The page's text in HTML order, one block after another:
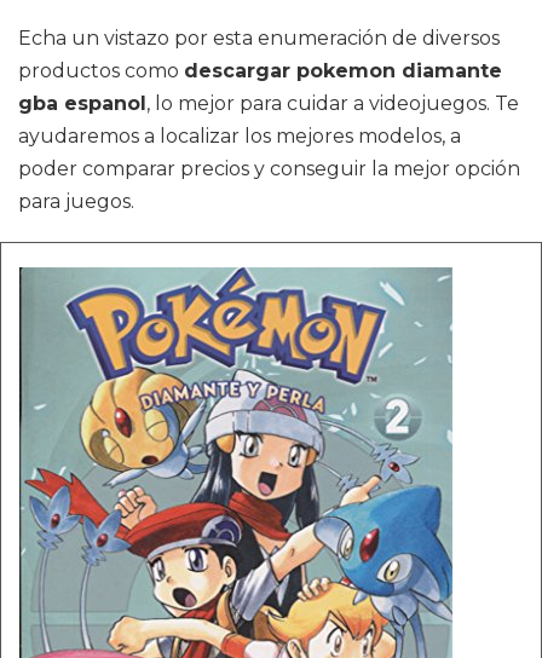
Echa un vistazo por esta enumeración de diversos
productos como descargar pokemon diamante
gba espanol, lo mejor para cuidar a videojuegos. Te
ayudaremos a localizar los mejores modelos, a
poder comparar precios y conseguir la mejor opción
para juegos.